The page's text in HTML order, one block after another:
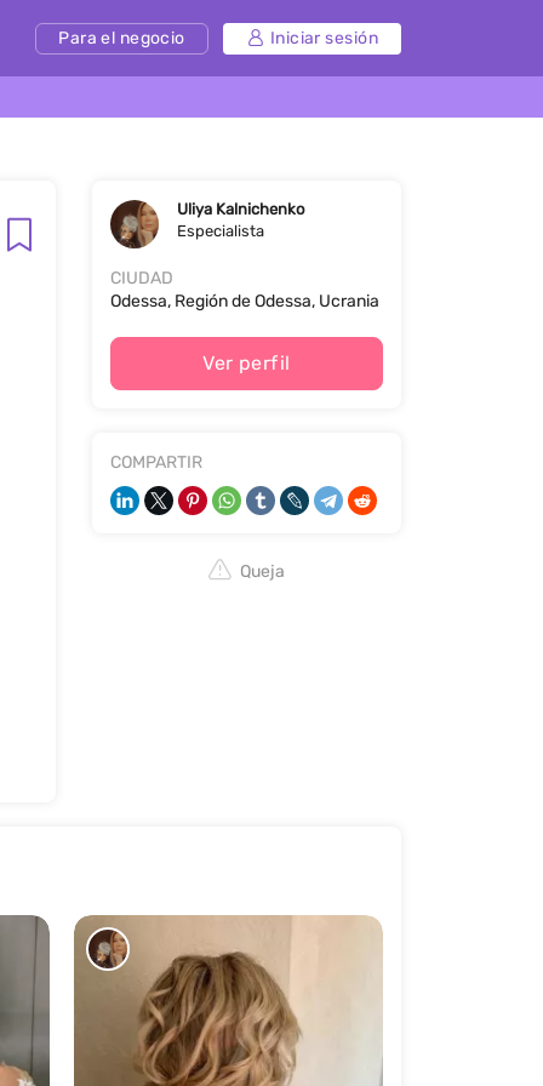
Para el negocio Iniciar sesión
Uliya Kalnichenko
Especialista
CIUDAD
Odessa, Región de Odessa, Ucrania
Ver perfil
COMPARTIR
Queja